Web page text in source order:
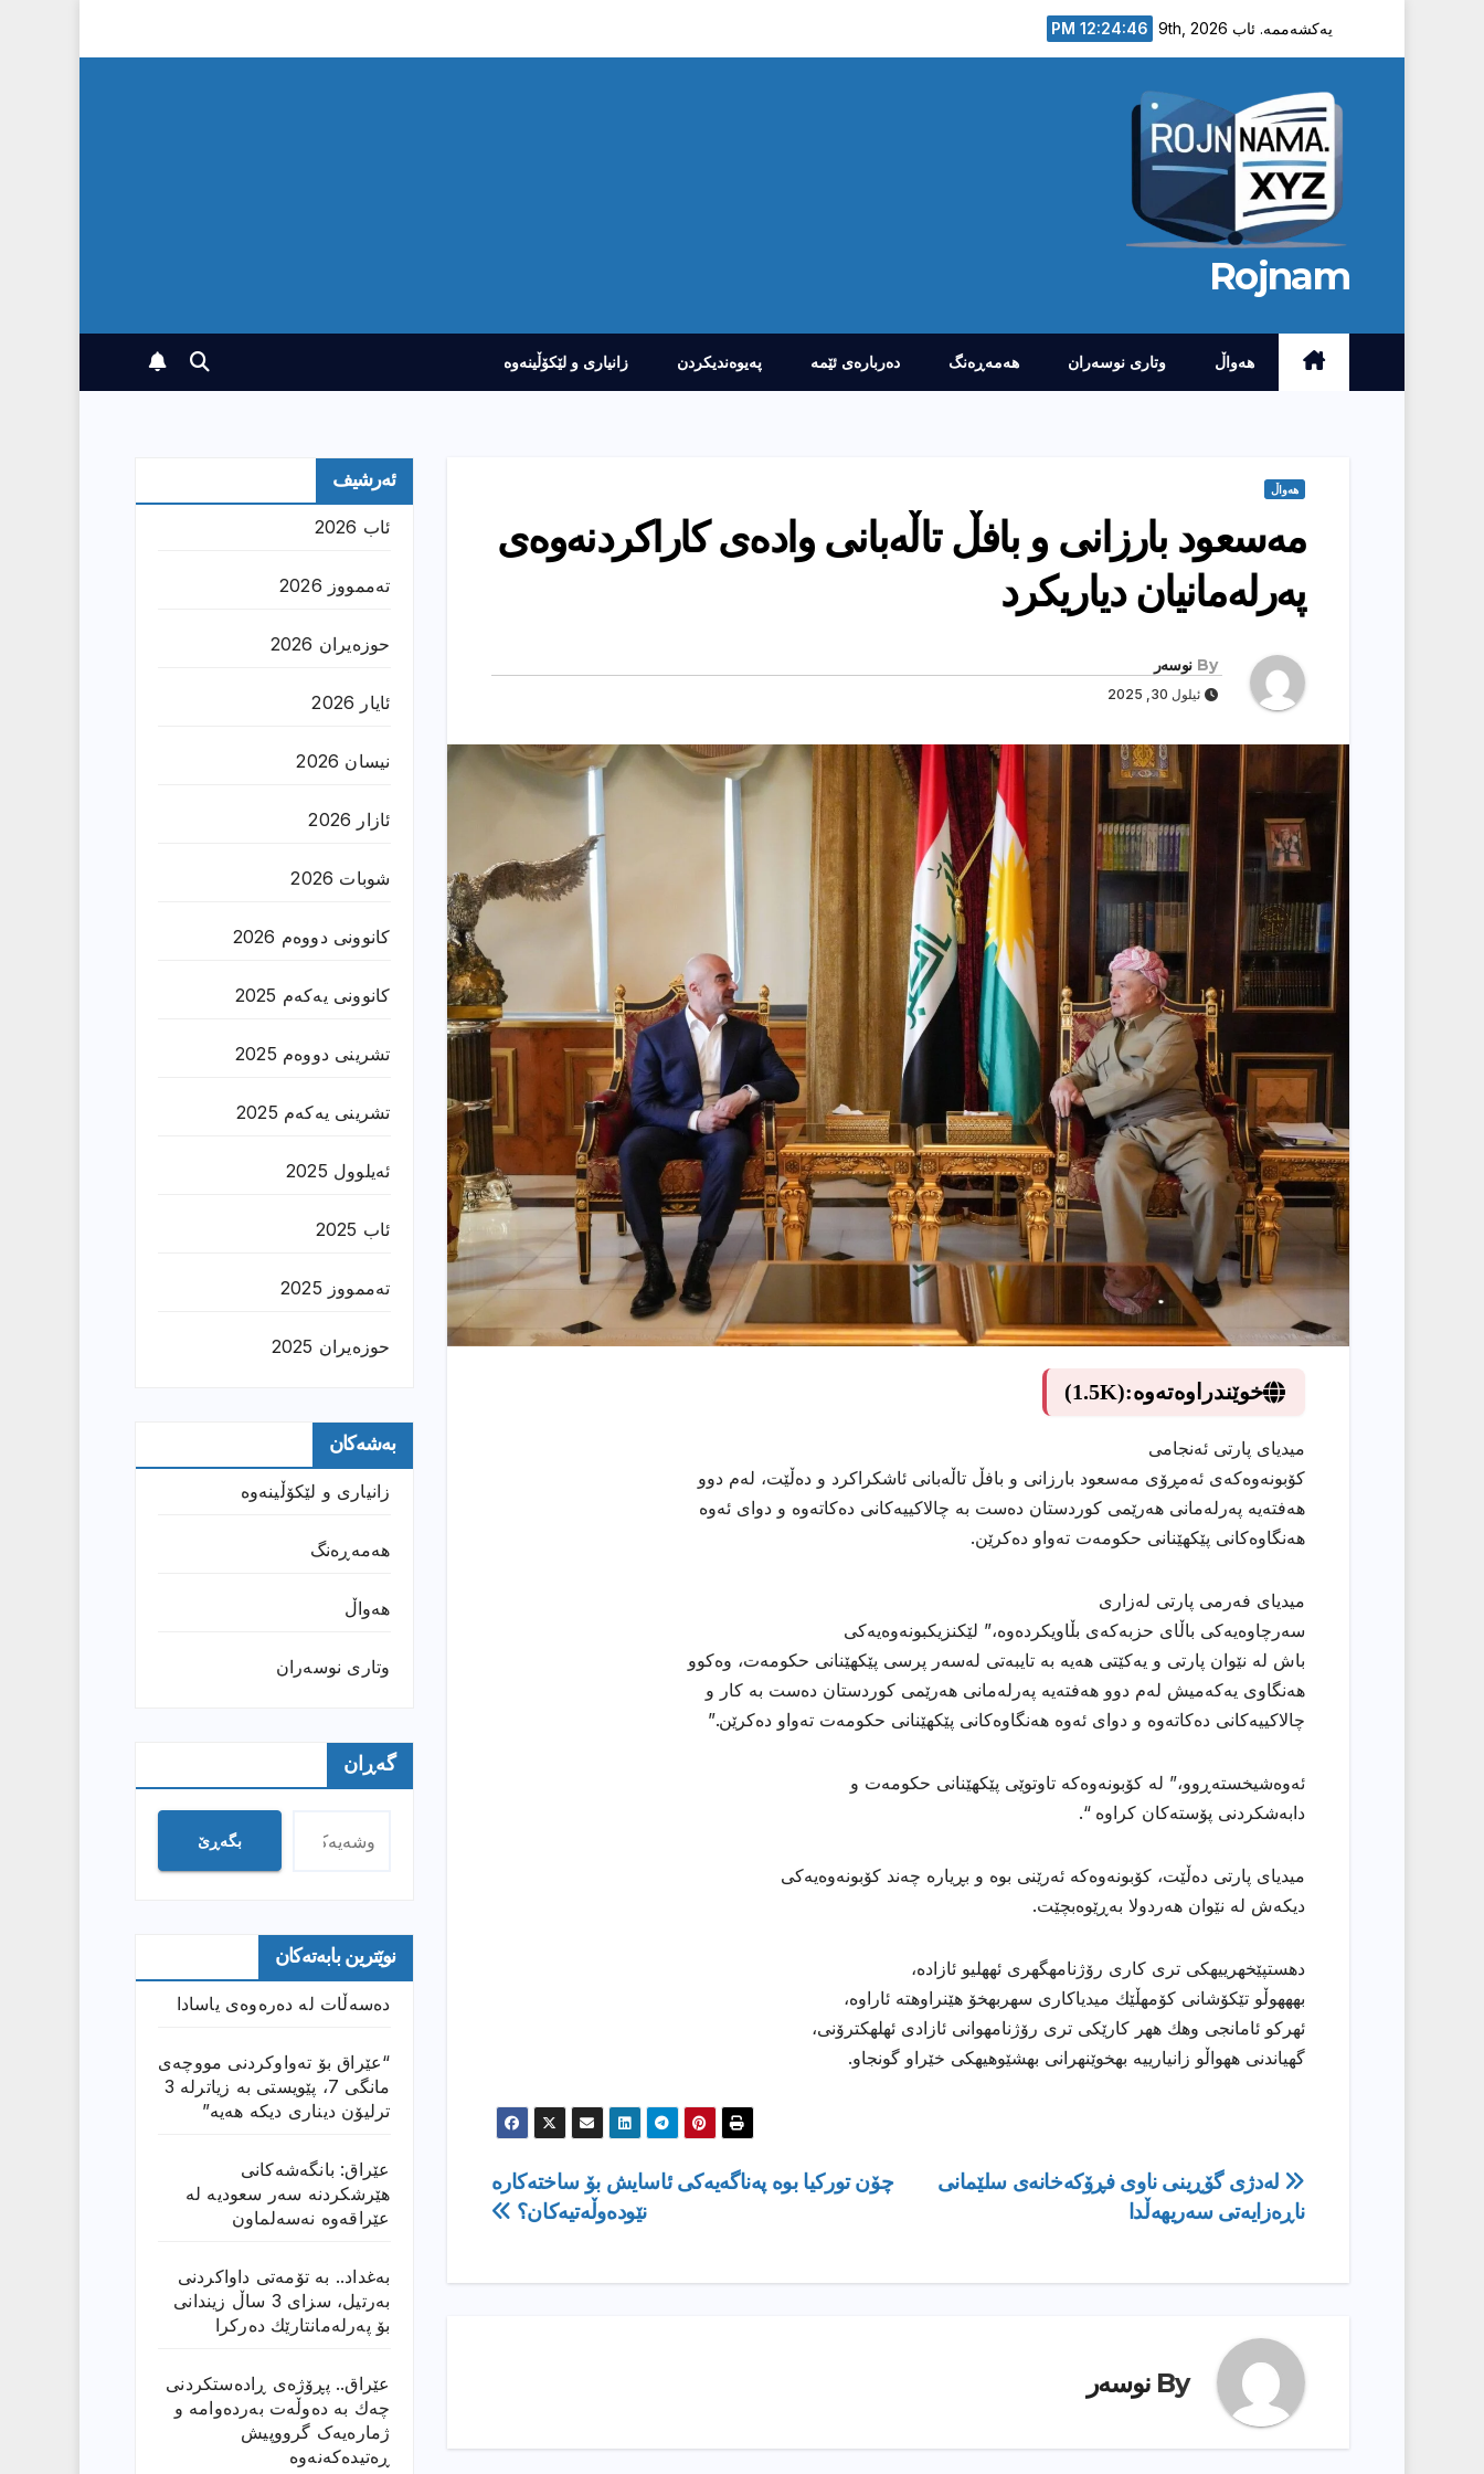
یەکشەممە. ئاب 9th, 2026 12:24:48 PM
Rojnam
هەواڵ وتارى نوسەران هەمەڕەنگ دەربارەى ئێمە پەیوەندیکردن زانیارى و لێکۆڵینەوە
هەواڵ
مەسعود بارزانی و بافڵ تاڵەبانی وادەی کاراکردنەوەی
پەرلەمانیان دیاریکرد
By نوسەر
ئیلول 30, 2025
خوێندراوەتەوە:(1.5K)
میدیای پارتی ئەنجامی
کۆبونەوەکەی ئەمڕۆی مەسعود بارزانی و بافڵ تاڵەبانی ئاشکراکرد و دەڵێت، لەم دوو
هەفتەیە پەرلەمانی هەرێمی کوردستان دەست بە چالاکییەکانی دەکاتەوە و دوای ئەوە
هەنگاوەکانی پێکهێنانی حکومەت تەواو دەکرێن.
میدیای فەرمی پارتی لەزاری
سەرچاوەیەکی باڵای حزبەکەی بڵاویکردەوە،” لێکنزیکبونەوەیەکی
باش لە نێوان پارتی و یەکێتی هەیە بە تایبەتی لەسەر پرسی پێکهێنانی حکومەت، وەکوو
هەنگاوی یەکەمیش لەم دوو هەفتەیە پەرلەمانی هەرێمی کوردستان دەست بە کار و
چالاکییەکانی دەکاتەوە و دوای ئەوە هەنگاوەکانی پێکهێنانی حکومەت تەواو دەکرێن.”
ئەوەشیخستەڕوو،” لە کۆبونەوەکە تاوتوێی پێکهێنانی حکومەت و
دابەشکردنی پۆستەکان کراوە “.
میدیای پارتی دەڵێت، کۆبونەوەکە ئەرێنی بوە و بڕیارە چەند کۆبونەوەیەکی
دیکەش لە نێوان هەردولا بەڕێوەبچێت.
دهستپێخهرییهكی تری كاری رۆژنامهگهری ئههلیو ئازاده،
بهههوڵو تێكۆشانی كۆمهڵێك میدیاكاری سهربهخۆ هێنراوهته ئاراوه،
ئهركو ئامانجی وهك ههر كارێكی تری رۆژنامهوانی ئازادی ئهلهكترۆنی،
گهیاندنی ههواڵو زانیارییه بهخوێنهرانی بهشێوهیهكی خێراو گونجاو.
ڕێدۆزیی
بابەت
چۆن تورکیا بوە پەناگەیەکى ئاسایش بۆ ساختەکارە
نێودەوڵەتیەکان؟
لەدژی گۆڕینی ناوی فڕۆکەخانەی سلێمانی
ناڕەزایەتی سەریهەڵدا
By نوسەر
ئەرشیف
ئاب 2026
تەممووز 2026
حوزه‌یران 2026
ئایار 2026
نیسان 2026
ئازار 2026
شوبات 2026
کانوونی دووەم 2026
کانوونی یەکەم 2025
تشرینی دووەم 2025
تشرینی یەکەم 2025
ئەیلوول 2025
ئاب 2025
تەممووز 2025
حوزه‌یران 2025
بەشەکان
زانیارى و لێکۆڵینەوە
هەمەڕەنگ
هەواڵ
وتارى نوسەران
گەڕان
بگەڕێ
نوێترین بابەتەکان
دەسەڵات لە دەرەوەی یاسادا
“عێراق بۆ تەواوکردنی مووچەی
مانگى 7، پێویستی بە زیاترلە 3
ترلیۆن دیناری دیکە هەیە”
عێراق: بانگەشەكانی
هێرشكردنە سەر سعودیە لە
عێراقەوە نەسەلماون
بەغداد.. بە تۆمەتی داواكردنی
بەرتیل، سزای 3 ساڵ زیندانی
بۆ پەرلەمانتارێك دەركرا
عێراق.. پڕۆژەی ڕادەستكردنی
چەك بە دەوڵەت بەردەوامە و
ژمارەیەک گرووپیش
ڕەتیدەکەنەوە